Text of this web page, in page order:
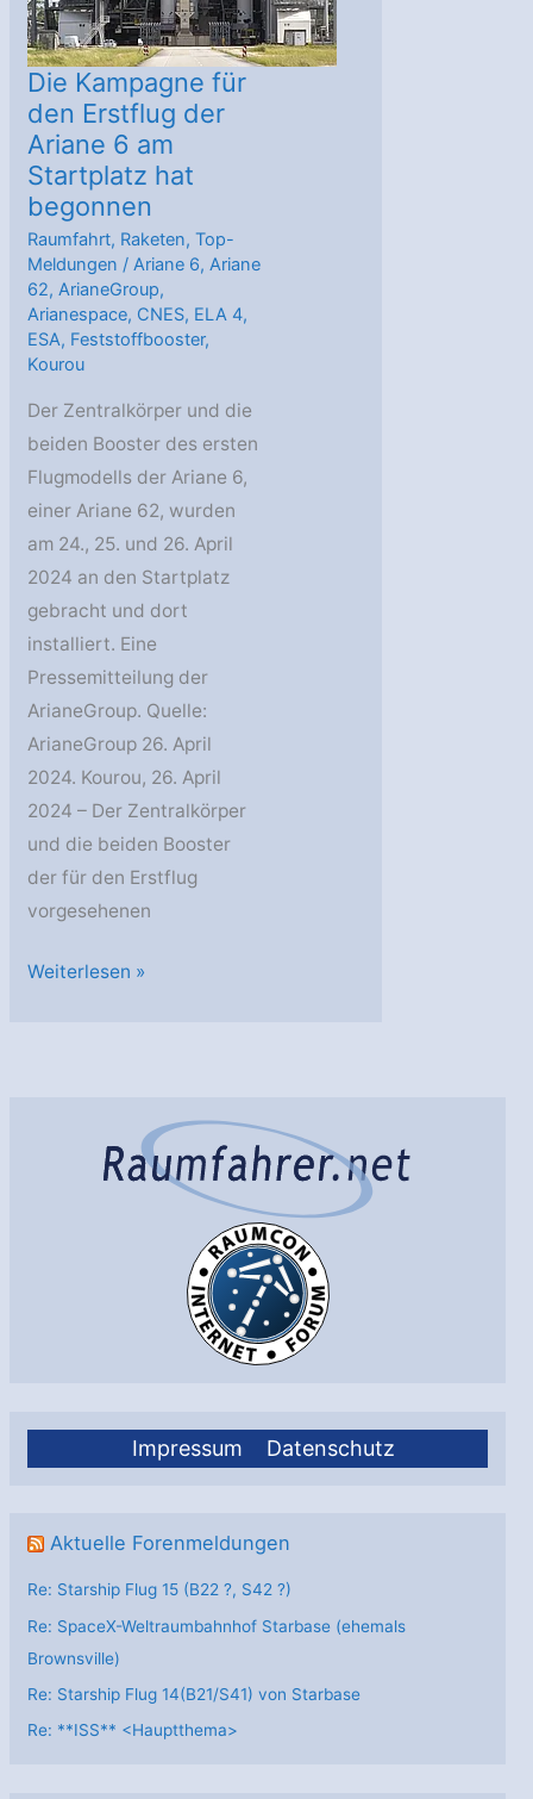
Impressum Datenschutz
Aktuelle Forenmeldungen
Re: Starship Flug 15 (B22 ?, S42 ?)
Re: SpaceX-Weltraumbahnhof Starbase (ehemals
Brownsville)
Re: Starship Flug 14(B21/S41) von Starbase
Re: **ISS** <Hauptthema>
Technologien
aus
–
vom
Radiookkultationsinstrument
bis
hin
zu
Raketensystemen.
Die Kampagne für
den Erstflug der
Ariane 6 am
Startplatz hat
begonnen
Raumfahrt, Raketen,Top-
Meldungen / Ariane 6, Ariane
62, ArianeGroup,
Arianespace, CNES, ELA 4,
ESA, Feststoffbooster,
Kourou
Der Zentralkörper und die
beiden Booster des ersten
Flugmodells der Ariane 6,
einer Ariane 62, wurden
am 24., 25. und 26. April
2024 an den Startplatz
gebracht und dort
installiert. Eine
Pressemitteilung der
ArianeGroup. Quelle:
ArianeGroup 26. April
2024. Kourou, 26. April
2024 – Der Zentralkörper
und die beiden Booster
der für den Erstflug
vorgesehenen
Die
Weiterlesen »